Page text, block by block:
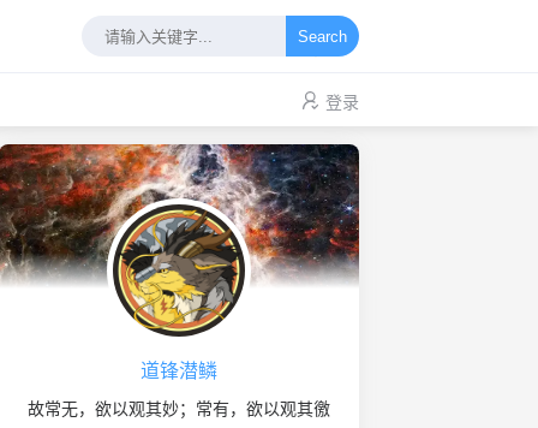
Search
登录
道锋潜鳞
故常无，欲以观其妙；常有，欲以观其徼